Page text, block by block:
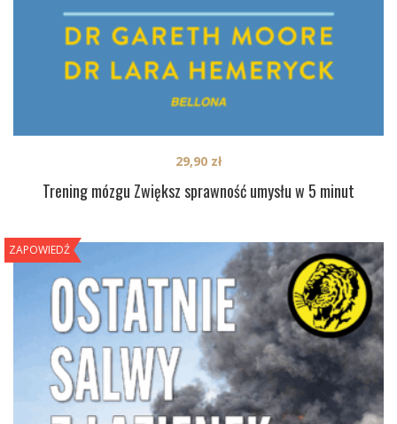
Trening mózgu Zwiększ sprawność umysłu w 5 minut
29,90 zł
ZAPOWIEDŹ